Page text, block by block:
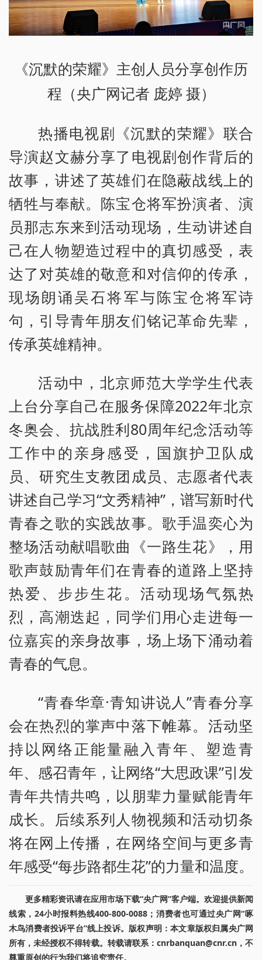
《沉默的荣耀》主创人员分享创作历
程（央广网记者 庞婷 摄）
热播电视剧《沉默的荣耀》联合
导演赵文赫分享了电视剧创作背后的
故事，讲述了英雄们在隐蔽战线上的
牺牲与奉献。陈宝仓将军扮演者、演
员那志东来到活动现场，生动讲述自
己在人物塑造过程中的真切感受，表
达了对英雄的敬意和对信仰的传承，
现场朗诵吴石将军与陈宝仓将军诗
句，引导青年朋友们铭记革命先辈，
传承英雄精神。
活动中，北京师范大学学生代表
上台分享自己在服务保障2022年北京
冬奥会、抗战胜利80周年纪念活动等
工作中的亲身感受，国旗护卫队成
员、研究生支教团成员、志愿者代表
讲述自己学习“文秀精神”，谱写新时代
青春之歌的实践故事。歌手温奕心为
整场活动献唱歌曲《一路生花》，用
歌声鼓励青年们在青春的道路上坚持
热爱、步步生花。活动现场气氛热
烈，高潮迭起，同学们用心走进每一
位嘉宾的亲身故事，场上场下涌动着
青春的气息。
“青春华章·青知讲说人”青春分享
会在热烈的掌声中落下帷幕。活动坚
持以网络正能量融入青年、塑造青
年、感召青年，让网络“大思政课”引发
青年共情共鸣，以朋辈力量赋能青年
成长。后续系列人物视频和活动切条
将在网上传播，在网络空间与更多青
年感受“每步路都生花”的力量和温度。
更多精彩资讯请在应用市场下载“央广网”客户端。欢迎提供新闻
线索，24小时报料热线400-800-0088；消费者也可通过央广网“啄
木鸟消费者投诉平台”线上投诉。版权声明：本文章版权归属央广网
所有，未经授权不得转载。转载请联系：cnrbanquan@cnr.cn，不
尊重原创的行为我们将追究责任。